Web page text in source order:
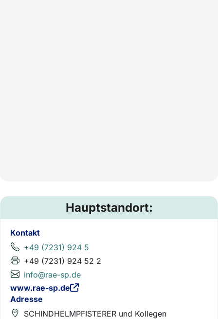
Hauptstandort:
Kontakt
+49 (7231) 924 5
+49 (7231) 924 52 2
info@rae-sp.de
www.rae-sp.de
Adresse
SCHINDHELMPFISTERER und Kollegen